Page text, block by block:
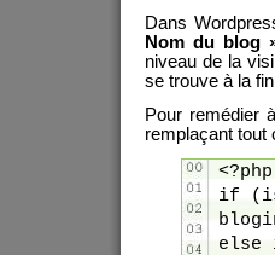
Dans
Nom du blog
niveau de la
se trouve à la
Pour remédier
remplaçant tout
<?php
if